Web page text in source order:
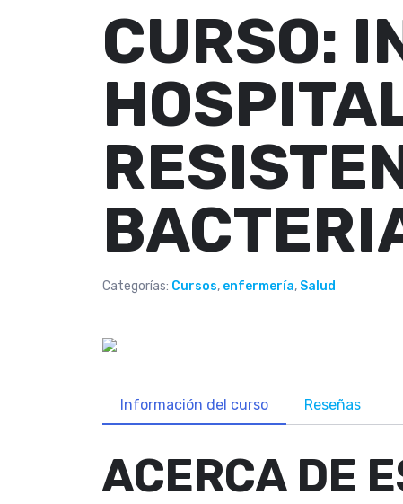
CURSO:
Categorías: Cursos, enfermería, Salud
Información del curso Reseñas
ACERCA DE